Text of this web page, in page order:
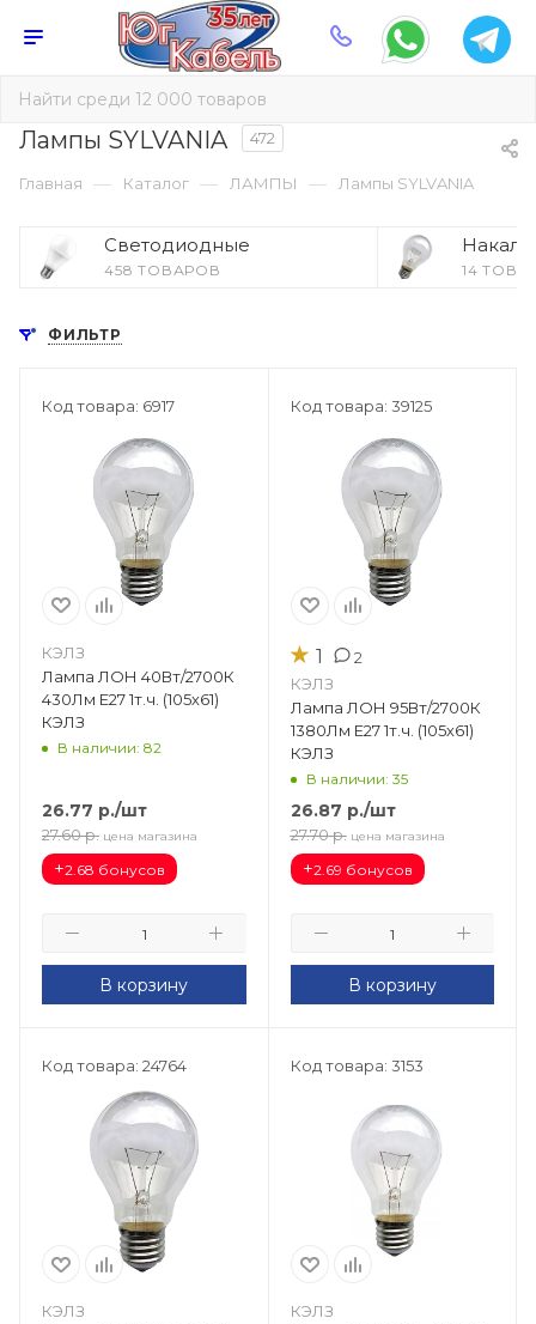
Лампы SYLVANIA 472
Главная — Каталог — ЛАМПЫ — Лампы SYLVANIA
Светодиодные
458 ТОВАРОВ 14
ФИЛЬТР
Код товара: 6917
КЭЛЗ
Лампа ЛОН 40Вт/2700К
430Лм Е27 1т.ч. (105х61)
КЭЛЗ
В наличии: 82
26.77 р./шт
27.60 р. цена магазина
+2.68 бонусов
В корзину
Код товара: 39125
★ 1 2
КЭЛЗ
Лампа ЛОН 95Вт/2700К
1380Лм Е27 1т.ч. (105х61)
КЭЛЗ
В наличии: 35
26.87 р./шт
27.70 р. цена магазина
+2.69 бонусов
В корзину
Код товара: 24764
КЭЛЗ
Код товара: 3153
КЭЛЗ